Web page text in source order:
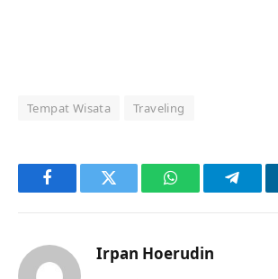
Tempat Wisata Traveling
FacebookTwitter WhatsApp
Irpan Hoerudin